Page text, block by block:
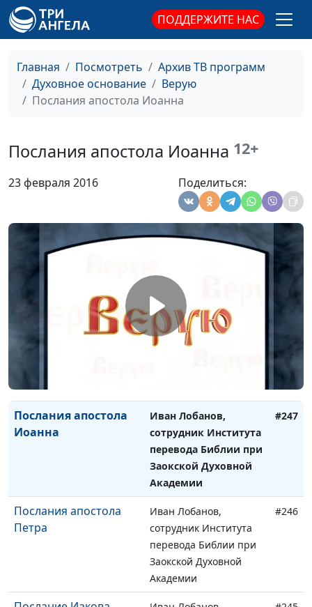
ПОДДЕРЖИТЕ НАС
Главная Посмотреть
Архив ТВ программ
Духовное основание
Верую
Послания апостола Иоанна
Послания апостола Иоанна 12+
23 февраля 2016 Поделиться:
Книга Эзры и Неемии
Иван Лобанов,
перевода Библии при
Заокской Духовной
Академии
сотрудник Института
Заокской Духовной
Академии
Послание к Галатам
Иван Лобанов,
сотрудник Института
Заокской Духовной
Академии
#249
Послания апостола
Павла
Иван Лобанов,
сотрудник Института
Послания апостола
Иоанна
Иван Лобанов,
сотрудник Института
перевода Библии при
Заокской Духовной
Академии
#247
Послания апостола
Петра
Иван Лобанов,
сотрудник Института
перевода Библии при
Заокской Духовной
Академии
#246